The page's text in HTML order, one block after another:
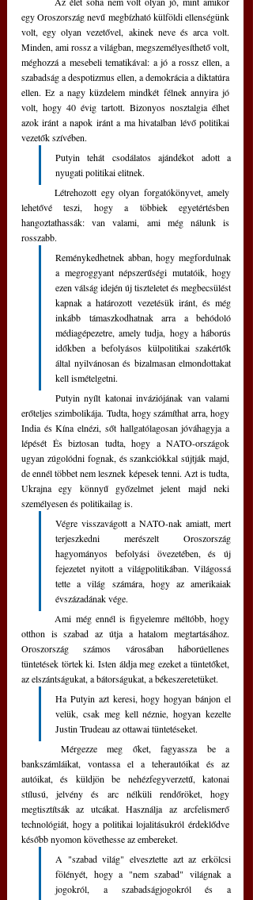
egy Oroszország nevű megbízható külföldi ellenségünk
volt, egy olyan vezetővel, akinek neve és arca volt.
Minden, ami rossz a világban, megszemélyesíthető volt,
méghozzá a mesebeli tematikával: a jó a rossz ellen, a
szabadság a despotizmus ellen, a demokrácia a diktatúra
ellen. Ez a nagy küzdelem mindkét félnek annyira jó
volt, hogy 40 évig tartott. Bizonyos nosztalgia élhet
azok iránt a napok iránt a ma hivatalban lévő politikai
vezetők szívében.
Putyin tehát csodálatos ajándékot adott a
nyugati politikai elitnek.
	Létrehozott egy olyan forgatókönyvet, amely
lehetővé teszi, hogy a többiek egyetértésben
hangoztathassák: van valami, ami még nálunk is
rosszabb.
Reménykedhetnek abban, hogy megfordulnak
a megroggyant népszerűségi mutatóik, hogy
ezen válság idején új tiszteletet és megbecsülést
kapnak a határozott vezetésük iránt, és még
inkább támaszkodhatnak arra a behódoló
médiagépezetre, amely tudja, hogy a háborús
időkben a befolyásos külpolitikai szakértők
által nyilvánosan és bizalmasan elmondottakat
kell ismételgetni.
erőteljes szimbolikája. Tudta, hogy számíthat arra, hogy
India és Kína elnézi, sőt hallgatólagosan jóváhagyja a
lépését És biztosan tudta, hogy a NATO-országok
ugyan zúgolódni fognak, és szankciókkal sújtják majd,
de ennél többet nem lesznek képesek tenni. Azt is tudta,
Ukrajna egy könnyű győzelmet jelent majd neki
személyesen és politikailag is.
Végre visszavágott a NATO-nak amiatt, mert
terjeszkedni merészelt Oroszország
hagyományos befolyási övezetében, és új
fejezetet nyitott a világpolitikában. Világossá
tette a világ számára, hogy az amerikaiak
évszázadának vége.
otthon is szabad az útja a hatalom megtartásához.
Oroszország számos városában háborúellenes
tüntetések törtek ki. Isten áldja meg ezeket a tüntetőket,
az elszántságukat, a bátorságukat, a békeszeretetüket.
Ha Putyin azt keresi, hogy hogyan bánjon el
velük, csak meg kell néznie, hogyan kezelte
Justin Trudeau az ottawai tüntetéseket.
bankszámláikat, vontassa el a teherautóikat és az
autóikat, és küldjön be nehézfegyverzetű, katonai
stílusú, jelvény és arc nélküli rendőröket, hogy
megtisztítsák az utcákat. Használja az arcfelismerő
technológiát, hogy a politikai lojalitásukról érdeklődve
később nyomon követhesse az embereket.
A "szabad világ" elvesztette azt az erkölcsi
fölényét, hogy a "nem szabad" világnak a
jogokról, a szabadságjogokról és a